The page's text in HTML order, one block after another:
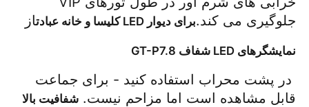
جلوگیری می کند.برای دیوار LED کلیسا و خانه عبادت از
نمایشگرهای LED شفاف GT-P7.8
قابل مشاهده است اما مزاحم نیست. شفافیت بالا